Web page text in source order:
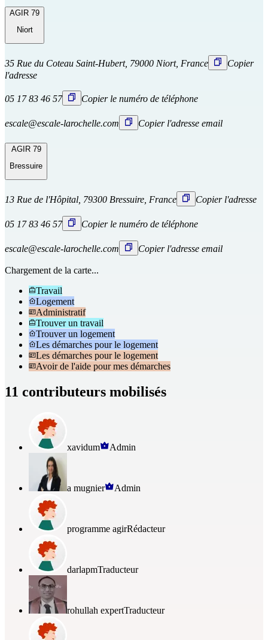
AGIR 79
Niort
35 Rue du Coteau Saint-Hubert, 79000 Niort, France
Copier
l'adresse
05 17 83 46 57 Copier le numéro de téléphone
escale@escale-larochelle.com Copier l'adresse email
AGIR 79
Bressuire
13 Rue de l'Hôpital, 79300 Bressuire, France Copier l'adresse
05 17 83 46 57 Copier le numéro de téléphone
escale@escale-larochelle.com Copier l'adresse email
Chargement de la carte...
Travail
Logement
Administratif
Trouver un travail
Trouver un logement
Les démarches pour le logement
Les démarches pour le logement
Avoir de l'aide pour mes démarches
11 contributeurs mobilisés
xavidum Admin
a mugnier Admin
programme agirRédacteur
darlapmTraducteur
rohullah expertTraducteur